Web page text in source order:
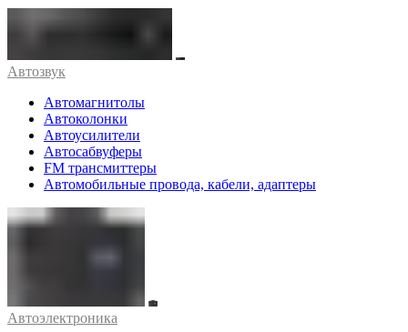
Автозвук
Автомагнитолы
Автоколонки
Автоусилители
Автосабвуферы
FM трансмиттеры
Автомобильные провода, кабели, адаптеры
Автоэлектроника